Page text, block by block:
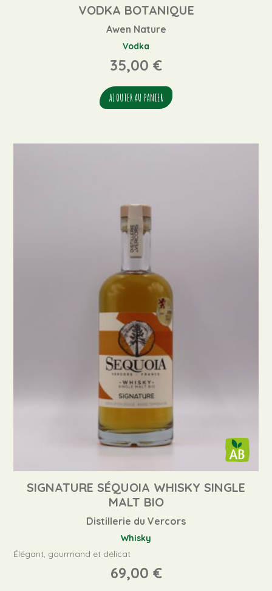
VODKA BOTANIQUE
Awen Nature
Vodka
35,00 €
AJOUTER AU PANIER
SIGNATURE SÉQUOIA WHISKY SINGLE
MALT BIO
Distillerie du Vercors
Whisky
Élégant, gourmand et délicat
69,00 €